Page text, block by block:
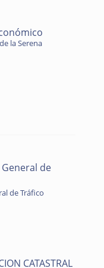
la Serena
de
de Tráfico
CATASTRAL